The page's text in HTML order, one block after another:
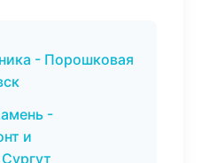
- Порошковая
-
и